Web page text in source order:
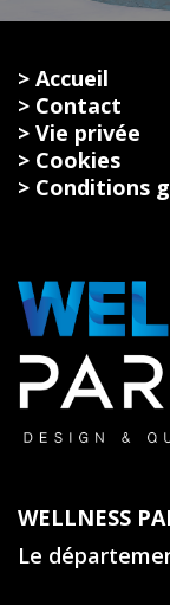
> Accueil
> Contact
> Vie privée
> Cookies
> Conditions
WELLNESS
Le